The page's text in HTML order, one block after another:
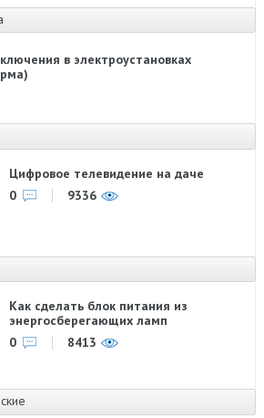
в электроустановках
Цифровое телевидение на даче
0
9336
Как сделать блок питания из
энергосберегающих ламп
0
8413